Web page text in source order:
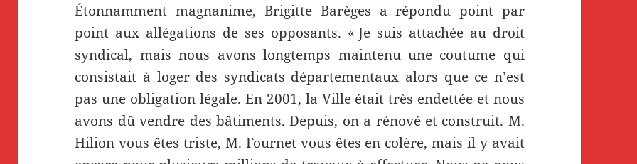
Étonnamment magnanime, Brigitte Barèges a répondu point par
point aux allégations de ses opposants. « Je suis attachée au droit
syndical, mais nous avons longtemps maintenu une coutume qui
consistait à loger des syndicats départementaux alors que ce n’est
pas une obligation légale. En 2001, la Ville était très endettée et nous
avons dû vendre des bâtiments. Depuis, on a rénové et construit. M.
Hilion vous êtes triste, M. Fournet vous êtes en colère, mais il y avait